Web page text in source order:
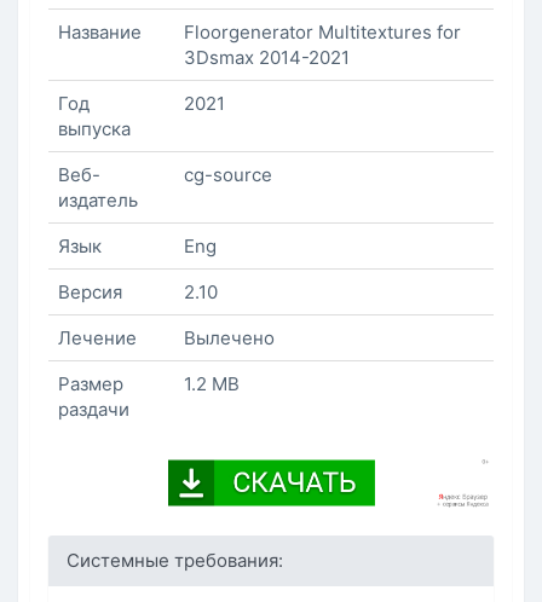
Название
Floorgenerator Multitextures for
3Dsmax 2014-2021
Год
выпуска
2021
Веб-
издатель
cg-source
Язык
Eng
Версия
2.10
Лечение
Вылечено
Размер
раздачи
1.2 MB
Системные требования: